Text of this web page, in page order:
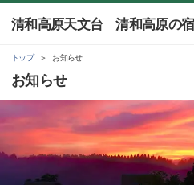
清和高原天文台 清和高原の宿
トップ お知らせ
お知らせ